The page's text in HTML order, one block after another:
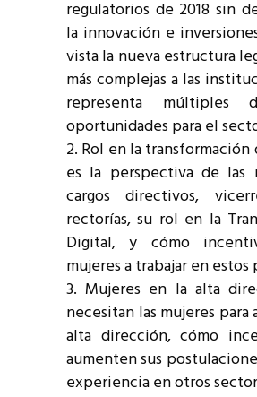
regulatorios de 2018 sin
la innovación e
vista la nueva estructura
más complejas a las
representa múltiples
oportunidades para el
Rol en la transformación
es la perspectiva de las
cargos directivos,
rectorías, su rol en la
Digital, y cómo
mujeres a trabajar en estos
Mujeres en la alta
necesitan las mujeres para
alta dirección, cómo
aumenten sus
experiencia en otros